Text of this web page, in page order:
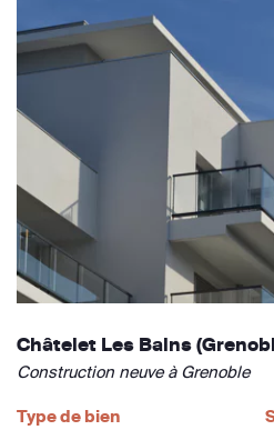
Châtelet Les Bains
Construction neuve à Grenoble
Type de bien